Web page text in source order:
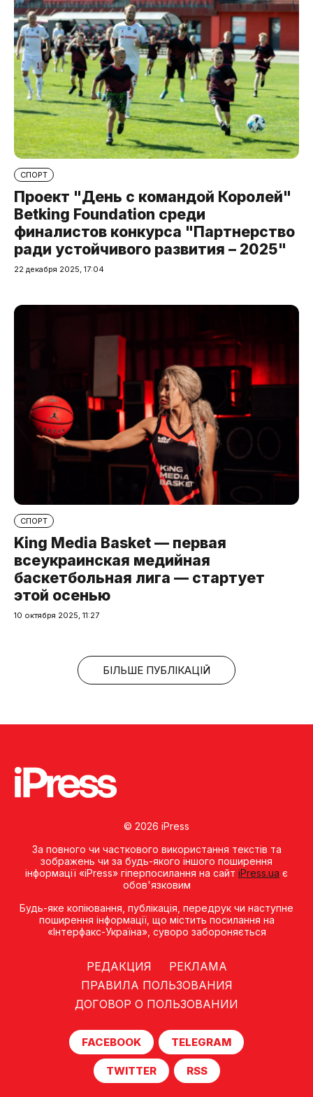
СПОРТ
Проект "День с командой Королей"
Betking Foundation среди
финалистов конкурса "Партнерство
ради устойчивого развития – 2025"
22 декабря 2025, 17:04
СПОРТ
King Media Basket — первая
всеукраинская медийная
баскетбольная лига — стартует
этой осенью
10 октября 2025, 11:27
БІЛЬШЕ ПУБЛІКАЦІЙ
© 2026 iPress
За повного чи часткового використання текстів та
зображень чи за будь-якого іншого поширення
інформації «iPress» гіперпосилання на сайт iPress.ua є
обов'язковим
Будь-яке копiювання, публiкацiя, передрук чи наступне
поширення iнформацiї, що мiстить посилання на
«Iнтерфакс-Україна», суворо забороняється
РЕДАКЦИЯ
РЕКЛАМА
ПРАВИЛА ПОЛЬЗОВАНИЯ
ДОГОВОР О ПОЛЬЗОВАНИИ
FACEBOOK TELEGRAM
TWITTER RSS